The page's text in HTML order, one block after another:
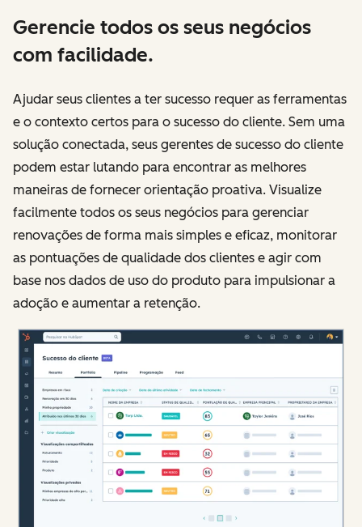
Gerencie todos os seus negócios
com facilidade.
Ajudar seus clientes a ter sucesso requer as ferramentas
e o contexto certos para o sucesso do cliente. Sem uma
solução conectada, seus gerentes de sucesso do cliente
podem estar lutando para encontrar as melhores
maneiras de fornecer orientação proativa. Visualize
facilmente todos os seus negócios para gerenciar
renovações de forma mais simples e eficaz, monitorar
as pontuações de qualidade dos clientes e agir com
base nos dados de uso do produto para impulsionar a
adoção e aumentar a retenção.